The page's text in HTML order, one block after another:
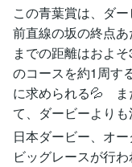
この青葉賞は、ダ
前直線の坂の終点
までの距離はおよ
のコースを約1周す
に求められる💦 ま
て、ダービーよりも
日本ダービー、オ
ビッグレースが行わ